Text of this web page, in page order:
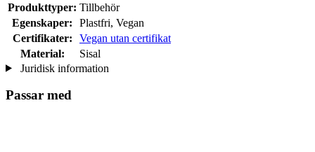
Produkttyper: Tillbehör
Egenskaper:
Plastfri, Vegan
Certifikater:
Vegan utan certifikat
Material:
Sisal
Juridisk information
Passar med